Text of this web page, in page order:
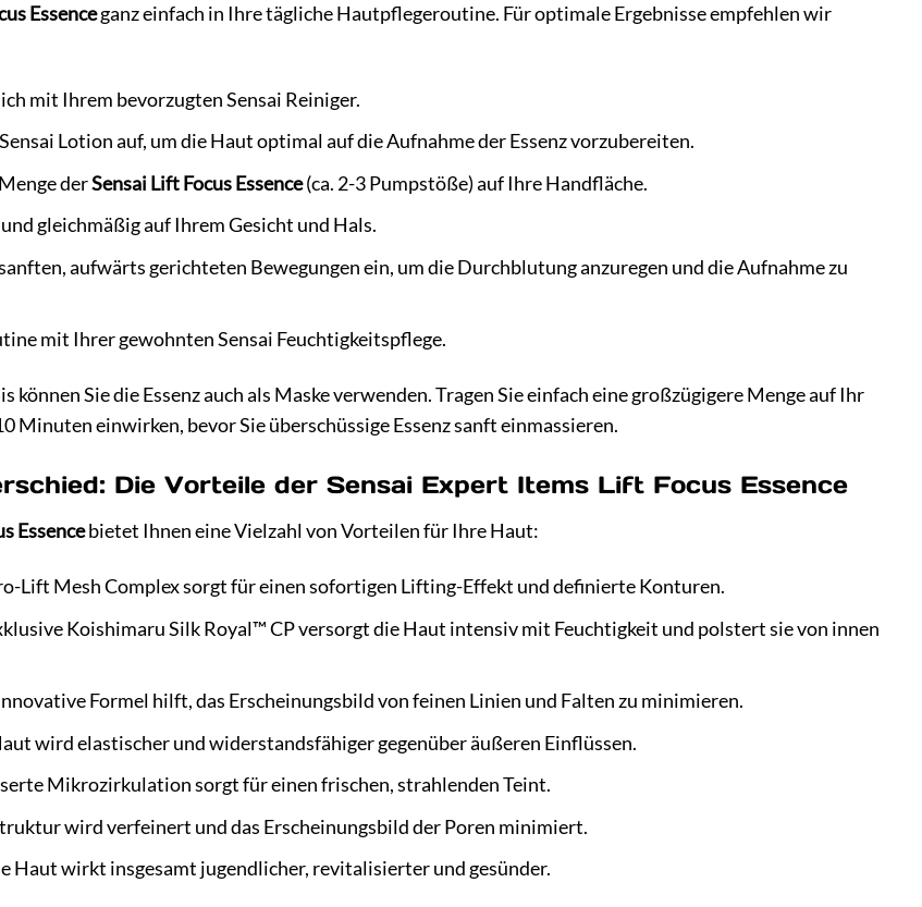
Essenceganz einfach in Ihre tägliche Hautpflegeroutine. Für optimale Ergebnisse empfehlen wir
mit Ihrem bevorzugten Sensai Reiniger.
Lotion auf, um die Haut optimal auf die Aufnahme der Essenz vorzubereiten.
derSensai Lift Focus Essence(ca. 2-3 Pumpstöße) auf Ihre Handfläche.
gleichmäßig auf Ihrem Gesicht und Hals.
aufwärts gerichteten Bewegungen ein, um die Durchblutung anzuregen und die Aufnahme zu
mit Ihrer gewohnten Sensai Feuchtigkeitspflege.
können Sie die Essenz auch als Maske verwenden. Tragen Sie einfach eine großzügigere Menge auf Ihr
Minuten einwirken, bevor Sie überschüssige Essenz sanft einmassieren.
Die Vorteile der Sensai Expert Items Lift Focus Essence
Essencebietet Ihnen eine Vielzahl von Vorteilen für Ihre Haut:
Lift Mesh Complex sorgt für einen sofortigen Lifting-Effekt und definierte Konturen.
Koishimaru Silk Royal™ CP versorgt die Haut intensiv mit Feuchtigkeit und polstert sie von innen
Formel hilft, das Erscheinungsbild von feinen Linien und Falten zu minimieren.
wird elastischer und widerstandsfähiger gegenüber äußeren Einflüssen.
Mikrozirkulation sorgt für einen frischen, strahlenden Teint.
wird verfeinert und das Erscheinungsbild der Poren minimiert.
Haut wirkt insgesamt jugendlicher, revitalisierter und gesünder.